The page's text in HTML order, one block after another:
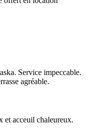
Service impeccable.
agréable.
et acceuil chaleureux.